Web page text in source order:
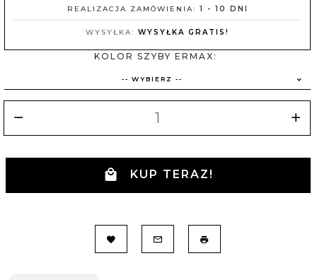
REALIZACJA ZAMÓWIENIA: 1 - 10 DNI
WYSYŁKA: WYSYŁKA GRATIS!
KOLOR SZYBY ERMAX:
-- WYBIERZ --
KUP TERAZ!